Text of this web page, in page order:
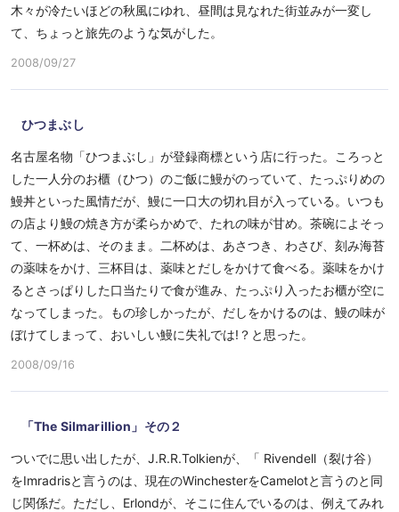
木々が冷たいほどの秋風にゆれ、昼間は見なれた街並みが一変し
て、ちょっと旅先のような気がした。
2008/09/27
ひつまぶし
名古屋名物「ひつまぶし」が登録商標という店に行った。ころっと
した一人分のお櫃（ひつ）のご飯に鰻がのっていて、たっぷりめの
鰻丼といった風情だが、鰻に一口大の切れ目が入っている。いつも
の店より鰻の焼き方が柔らかめで、たれの味が甘め。茶碗によそっ
て、一杯めは、そのまま。二杯めは、あさつき、わさび、刻み海苔
の薬味をかけ、三杯目は、薬味とだしをかけて食べる。薬味をかけ
るとさっぱりした口当たりで食が進み、たっぷり入ったお櫃が空に
なってしまった。もの珍しかったが、だしをかけるのは、鰻の味が
ぼけてしまって、おいしい鰻に失礼では!？と思った。
2008/09/16
「The Silmarillion」その２
ついでに思い出したが、J.R.R.Tolkienが、「 Rivendell（裂け谷）
をImradrisと言うのは、現在のWinchesterをCamelotと言うのと同
じ関係だ。ただし、Erlondが、そこに住んでいるのは、例えてみれ